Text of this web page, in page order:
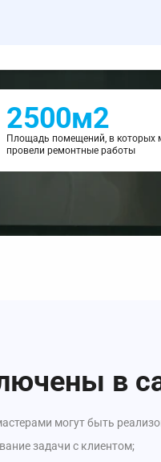
2500м2
Площадь помещений, в которых
провели ремонтные работы
в
могут быть
задачи с клиентом;